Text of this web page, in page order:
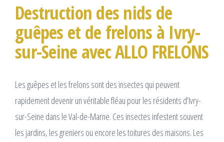
Destruction des nids de
guêpes et de frelons à Ivry-
sur-Seine avec ALLO FRELONS
Les guêpes et les frelons sont des insectes qui peuvent
rapidement devenir un véritable fléau pour les résidents d’Ivry-
sur-Seine dans le Val-de-Marne. Ces insectes infestent souvent
les jardins, les greniers ou encore les toitures des maisons. Les